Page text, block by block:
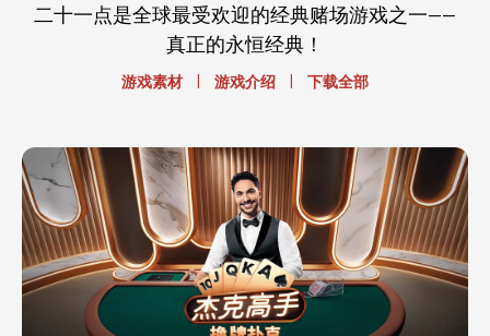
二十一点是全球最受欢迎的经典赌场游戏之一——
真正的永恒经典！
游戏素材 | 游戏介绍 | 下载全部